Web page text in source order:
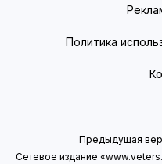
Политика
Предыдущая
Сетевое издание